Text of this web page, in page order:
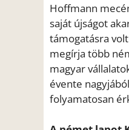
Hoffmann
saját újságot
támogatásra
megírja több
magyar
évente
folyamatosan